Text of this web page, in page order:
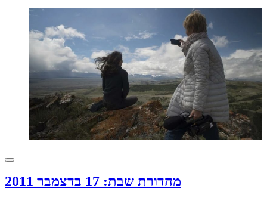
מהדורת שבת: 17 בדצמבר 2011